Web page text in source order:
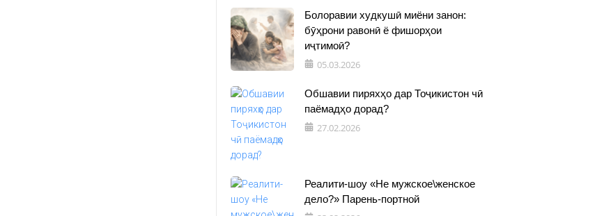
Болоравии худкушӣ миёни занон:
бӯҳрони равонӣ ё фишорҳои
иҷтимоӣ?
05.03.2026
Обшавии пиряхҳо дар Тоҷикистон чӣ
паёмадҳо дорад?
27.02.2026
Реалити-шоу «Не мужское\женское
дело?» Парень-портной